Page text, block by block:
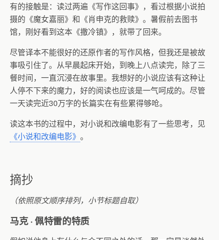
有的接触是：读过两遍《写作这回事》，看过根据小说拍
摄的《魔女嘉丽》和《肖申克的救赎》。暑假前去图书
馆，刚好看到这本《撒冷镇》，就带了回来。
尽管译本不能很好的还原作者的写作风格，但我还是被故
事吸引住了。从早晨起床开始，到晚上八点读完，除了三
餐时间，一直沉浸在故事里。我想好的小说应该有这种让
人停不下来的魔力，好的阅读也应该是一气呵成的。尽管
一天读完近30万字的长篇实在有些累得够呛。
读这本书的过程中，对小说和改编电影有了一些思考，见
《小说和改编电影》 。
摘抄
（依照原文顺序排列，小节标题自取）
马克 ·佩特雷的特质